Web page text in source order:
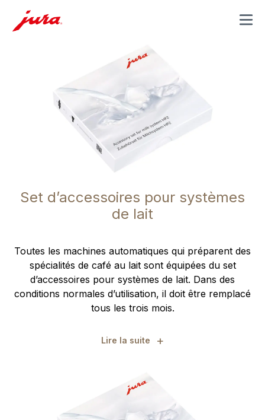
MENU
Set d’accessoires pour systèmes
de lait
Toutes les machines automatiques qui préparent des
spécialités de café au lait sont équipées du set
d’accessoires pour systèmes de lait. Dans des
conditions normales d’utilisation, il doit être remplacé
tous les trois mois.
Lire la suite +